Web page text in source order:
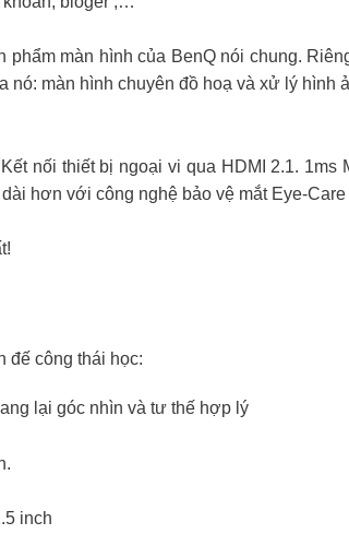
màn hình của BenQ nói chung.
nó: màn hình chuyên đồ hoạ và xử lý hình
nối thiết bị ngoại vi qua HDMI 2.1.
hơn với công nghệ bảo vệ mắt Eye-Care
đế công thái học:
lại góc nhìn và tư thế hợp lý
inch